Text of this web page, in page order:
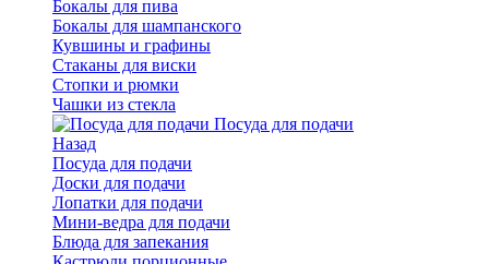
Бокалы для пива
Бокалы для шампанского
Кувшины и графины
Стаканы для виски
Стопки и рюмки
Чашки из стекла
Посуда для подачи
Назад
Посуда для подачи
Доски для подачи
Лопатки для подачи
Мини-ведра для подачи
Блюда для запекания